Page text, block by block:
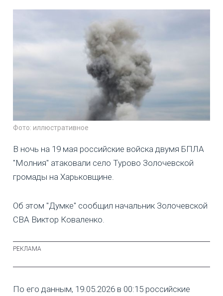
Фото: иллюстративное
В ночь на 19 мая российские войска двумя БПЛА
"Молния" атаковали село Турово Золочевской
громады на Харьковщине.
Об этом "Думке" сообщил начальник Золочевской
СВА Виктор Коваленко.
По его данным, 19.05.2026 в 00:15 российские